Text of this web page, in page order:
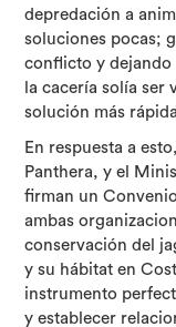
depredación a
soluciones pocas;
conflicto y dejando
la cacería solía ser
solución más
En respuesta a
Panthera, y el
firman un
ambas
conservación del
y su hábitat en
instrumento
y establecer